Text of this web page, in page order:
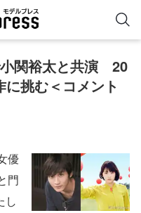
関裕太と共演　20
挑む＜コメント
優
門
し